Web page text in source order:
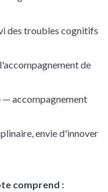
des troubles cognitifs
de
— accompagnement
envie d'innover
comprend :